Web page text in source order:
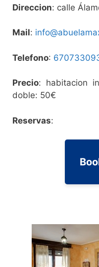
Direccion: calle
Mail:
Telefono:
Precio: habitacion
doble: 50€
Reservas: